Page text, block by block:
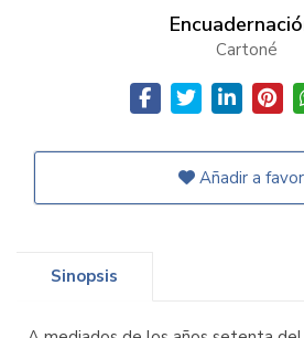
Cartoné
Añadir a
Sinopsis